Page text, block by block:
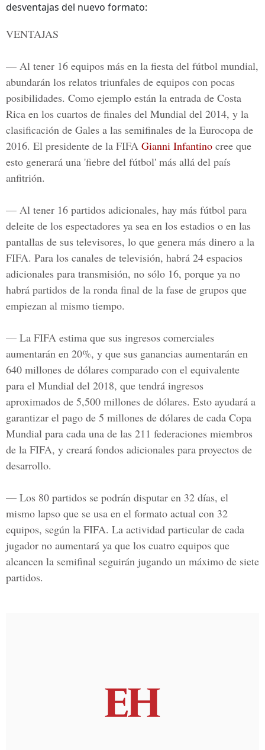
desventajas del nuevo formato:
VENTAJAS
— Al tener 16 equipos más en la fiesta del fútbol mundial,
abundarán los relatos triunfales de equipos con pocas
posibilidades. Como ejemplo están la entrada de Costa
Rica en los cuartos de finales del Mundial del 2014, y la
clasificación de Gales a las semifinales de la Eurocopa de
2016. El presidente de la FIFA Gianni Infantino cree que
esto generará una 'fiebre del fútbol' más allá del país
anfitrión.
— Al tener 16 partidos adicionales, hay más fútbol para
deleite de los espectadores ya sea en los estadios o en las
pantallas de sus televisores, lo que genera más dinero a la
FIFA. Para los canales de televisión, habrá 24 espacios
adicionales para transmisión, no sólo 16, porque ya no
habrá partidos de la ronda final de la fase de grupos que
empiezan al mismo tiempo.
— La FIFA estima que sus ingresos comerciales
aumentarán en 20%, y que sus ganancias aumentarán en
640 millones de dólares comparado con el equivalente
para el Mundial del 2018, que tendrá ingresos
aproximados de 5,500 millones de dólares. Esto ayudará a
garantizar el pago de 5 millones de dólares de cada Copa
Mundial para cada una de las 211 federaciones miembros
de la FIFA, y creará fondos adicionales para proyectos de
desarrollo.
— Los 80 partidos se podrán disputar en 32 días, el
mismo lapso que se usa en el formato actual con 32
equipos, según la FIFA. La actividad particular de cada
jugador no aumentará ya que los cuatro equipos que
alcancen la semifinal seguirán jugando un máximo de siete
partidos.